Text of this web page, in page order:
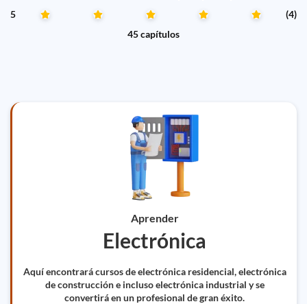
5
(4)
45 capítulos
Aprender
Electrónica
Aquí encontrará cursos de electrónica residencial, electrónica
de construcción e incluso electrónica industrial y se
convertirá en un profesional de gran éxito.